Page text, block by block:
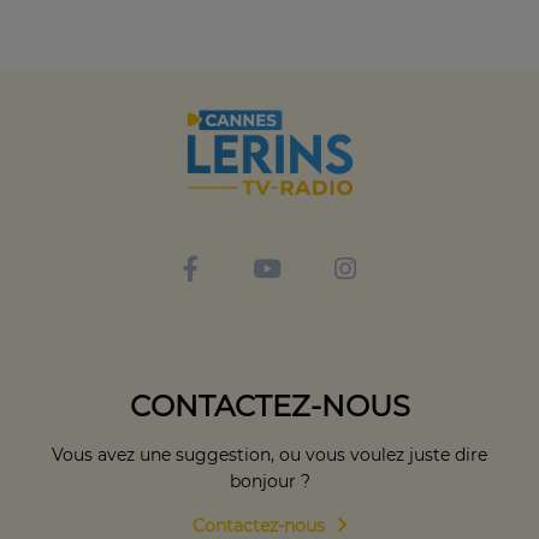
CONTACTEZ-NOUS
Vous avez une suggestion, ou vous voulez juste dire
bonjour ?
Contactez-nous